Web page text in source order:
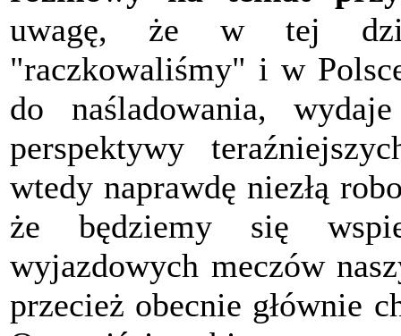
uwagę, że w tej
"raczkowaliśmy" i w
do naśladowania,
perspektywy
wtedy naprawdę niezłą
że będziemy się
wyjazdowych meczów
przecież obecnie głównie